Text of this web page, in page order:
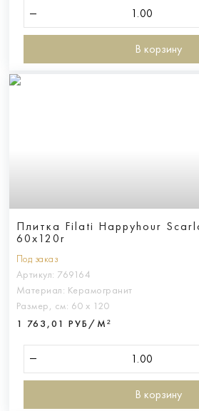
В корзину
Плитка Filati Happyhour
60x120r
Под заказ
Артикул: 769164
Материал: Керамогранит
Размер, см: 60 х 120
1 763,01 РУБ/М²
В корзину